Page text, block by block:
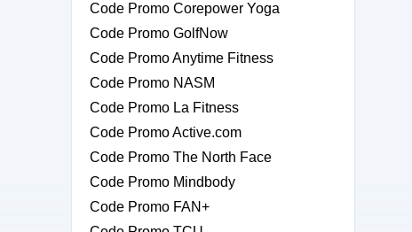
Code Promo Corepower Yoga
Code Promo GolfNow
Code Promo Anytime Fitness
Code Promo NASM
Code Promo La Fitness
Code Promo Active.com
Code Promo The North Face
Code Promo Mindbody
Code Promo FAN+